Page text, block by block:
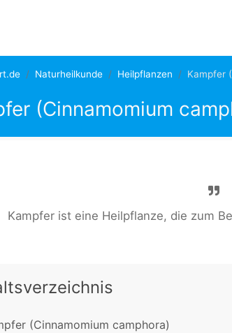
Naturheilkunde Heilpflanzen Kampfer
(Cinnamomium
Kampfer ist eine Heilpflanze, die zum
(Cinnamomium camphora)